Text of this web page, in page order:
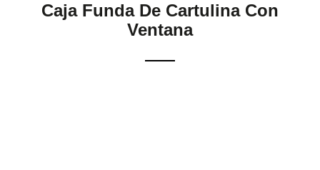
Caja Funda De Cartulina Con
Ventana